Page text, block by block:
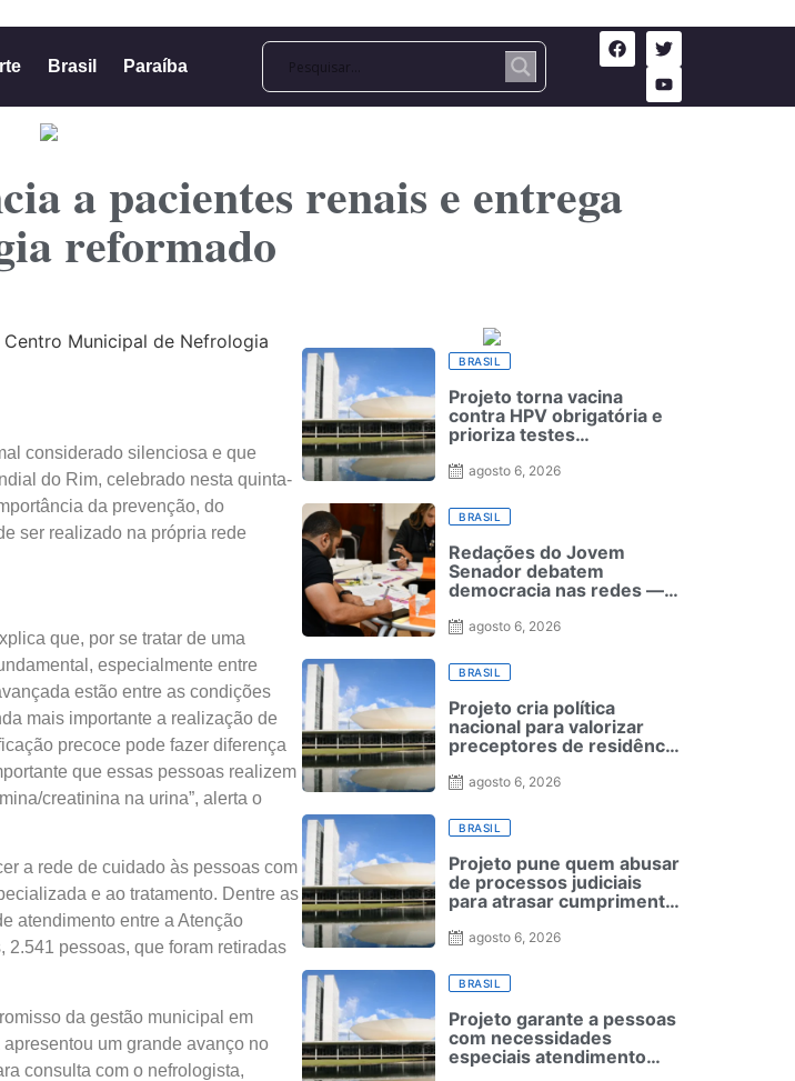
Brasil Paraíba
a pacientes renais e entrega
reformado
considerado silenciosa e que
do Rim, celebrado nesta quinta-
da prevenção, do
ser realizado na própria rede
que, por se tratar de uma
especialmente entre
estão entre as condições
mais importante a realização de
precoce pode fazer diferença
que essas pessoas realizem
creatinina na urina”, alerta o
a rede de cuidado às pessoas com
e ao tratamento. Dentre as
atendimento entre a Atenção
2.541 pessoas, que foram retiradas
da gestão municipal em
um grande avanço no
consulta com o nefrologista,
BRASIL
Projeto torna vacina
contra HPV obrigatória e
prioriza testes
de colo do útero
agosto 6, 2026
BRASIL
Redações do Jovem
Senador debatem
democracia nas redes —
agosto 6, 2026
BRASIL
Projeto cria política
nacional para valorizar
preceptores de residência
agosto 6, 2026
BRASIL
Projeto pune quem abusar
de processos judiciais
para atrasar cumprimento
agosto 6, 2026
BRASIL
Projeto garante a pessoas
com necessidades
especiais atendimento